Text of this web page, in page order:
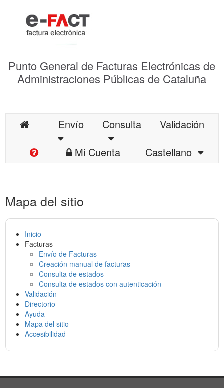
Punto General de Facturas Electrónicas de
Administraciones Públicas de Cataluña
Envío Consulta
Validación
Mi Cuenta
Castellano
Mapa del sitio
Inicio
Facturas
Envío de Facturas
Creación manual de facturas
Consulta de estados
Consulta de estados con autenticación
Validación
Directorio
Ayuda
Mapa del sitio
Accesibilidad